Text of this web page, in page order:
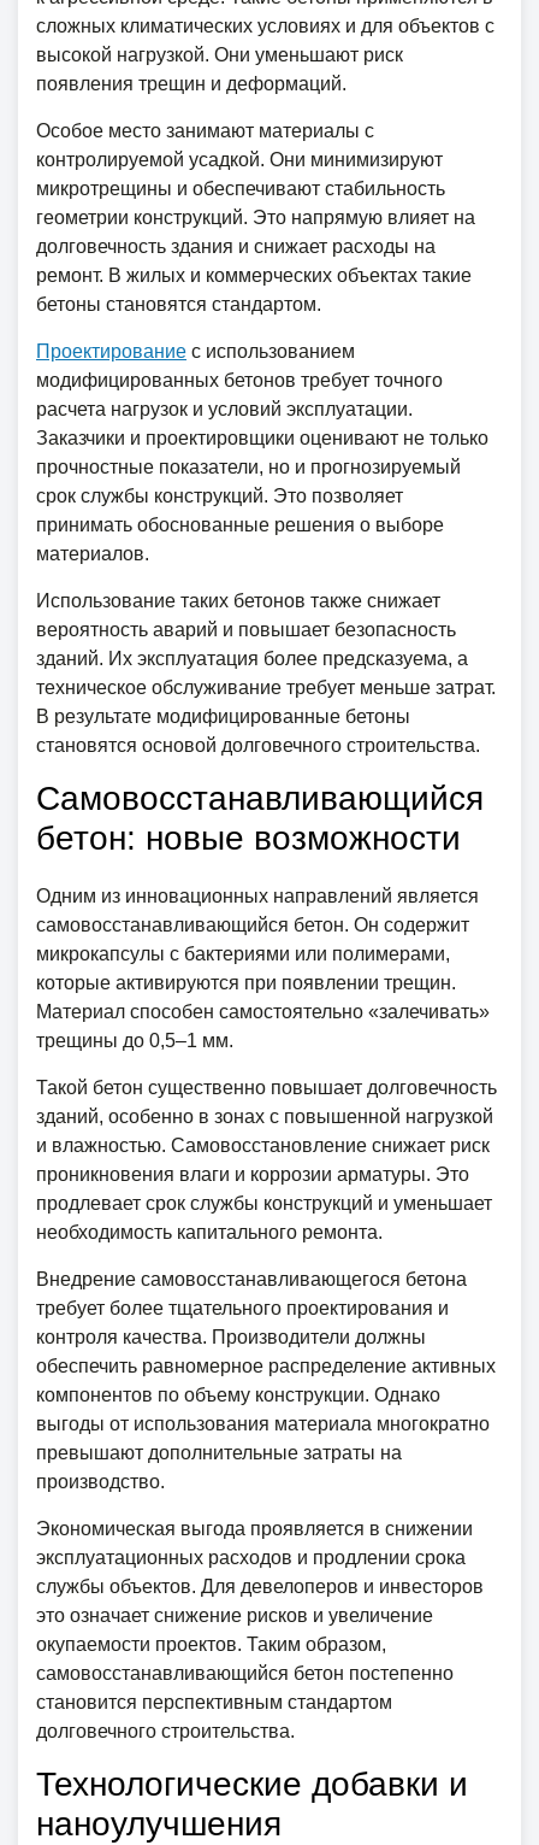
сложных климатических условиях и для объектов с
высокой нагрузкой. Они уменьшают риск
появления трещин и деформаций.
Особое место занимают материалы с
контролируемой усадкой. Они минимизируют
микротрещины и обеспечивают стабильность
геометрии конструкций. Это напрямую влияет на
долговечность здания и снижает расходы на
ремонт. В жилых и коммерческих объектах такие
бетоны становятся стандартом.
Проектирование с использованием
модифицированных бетонов требует точного
расчета нагрузок и условий эксплуатации.
Заказчики и проектировщики оценивают не только
прочностные показатели, но и прогнозируемый
срок службы конструкций. Это позволяет
принимать обоснованные решения о выборе
материалов.
Использование таких бетонов также снижает
вероятность аварий и повышает безопасность
зданий. Их эксплуатация более предсказуема, а
техническое обслуживание требует меньше затрат.
В результате модифицированные бетоны
становятся основой долговечного строительства.
Самовосстанавливающийся
бетон: новые возможности
Одним из инновационных направлений является
самовосстанавливающийся бетон. Он содержит
микрокапсулы с бактериями или полимерами,
которые активируются при появлении трещин.
Материал способен самостоятельно «залечивать»
трещины до 0,5–1 мм.
Такой бетон существенно повышает долговечность
зданий, особенно в зонах с повышенной нагрузкой
и влажностью. Самовосстановление снижает риск
проникновения влаги и коррозии арматуры. Это
продлевает срок службы конструкций и уменьшает
необходимость капитального ремонта.
Внедрение самовосстанавливающегося бетона
требует более тщательного проектирования и
контроля качества. Производители должны
обеспечить равномерное распределение активных
компонентов по объему конструкции. Однако
выгоды от использования материала многократно
превышают дополнительные затраты на
производство.
Экономическая выгода проявляется в снижении
эксплуатационных расходов и продлении срока
службы объектов. Для девелоперов и инвесторов
это означает снижение рисков и увеличение
окупаемости проектов. Таким образом,
самовосстанавливающийся бетон постепенно
становится перспективным стандартом
долговечного строительства.
Технологические добавки и
наноулучшения